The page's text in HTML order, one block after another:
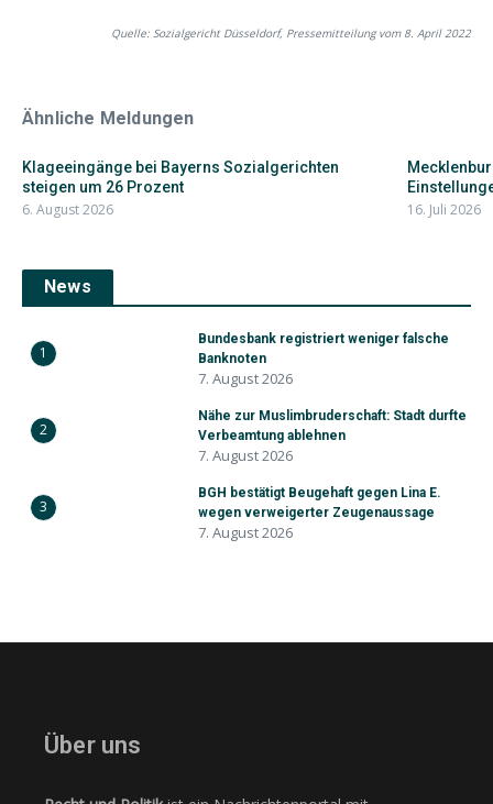
Quelle: Sozialgericht Düsseldorf, Pressemitteilung vom 8. April 2022
Ähnliche Meldungen
Klageeingänge bei Bayerns Sozialgerichten
steigen um 26 Prozent
6. August 2026 16. Juli 2026
News
1
Bundesbank registriert weniger falsche
Banknoten
7. August 2026
2
Nähe zur Muslimbruderschaft: Stadt durfte
Verbeamtung ablehnen
7. August 2026
3
BGH bestätigt Beugehaft gegen Lina E.
wegen verweigerter Zeugenaussage
7. August 2026
Über uns